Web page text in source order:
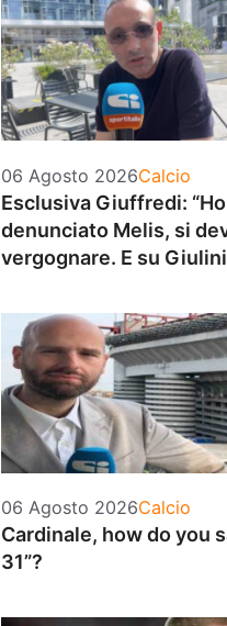
06 Agosto 2026Categorie
Calcio
Esclusiva Giuffredi: “Ho
denunciato Melis, si
vergognare. E su
06 Agosto 2026Categorie
Calcio
Cardinale, how do you
31”?